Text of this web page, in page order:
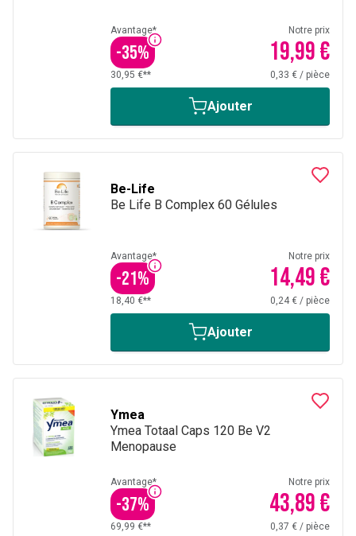
Avantage*
-35%
Notre prix
19,99 €
30,95 €** 0,33 € / pièce
Ajouter
Be-Life
Be Life B Complex 60 Gélules
Avantage*
-21%
Notre prix
14,49 €
18,40 €** 0,24 € / pièce
Ajouter
Ymea
Ymea Totaal Caps 120 Be V2
Menopause
Avantage*
-37%
Notre prix
43,89 €
69,99 €** 0,37 € / pièce